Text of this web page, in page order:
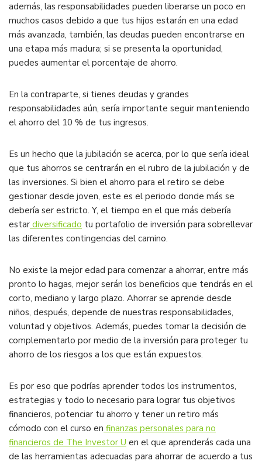
además, las responsabilidades pueden liberarse un poco en
muchos casos debido a que tus hijos estarán en una edad
más avanzada, también, las deudas pueden encontrarse en
una etapa más madura; si se presenta la oportunidad,
puedes aumentar el porcentaje de ahorro.
En la contraparte, si tienes deudas y grandes
responsabilidades aún, sería importante seguir manteniendo
el ahorro del 10 % de tus ingresos.
Es un hecho que la jubilación se acerca, por lo que sería ideal
que tus ahorros se centrarán en el rubro de la jubilación y de
las inversiones. Si bien el ahorro para el retiro se debe
gestionar desde joven, este es el periodo donde más se
debería ser estricto. Y, el tiempo en el que más debería
estar diversificado tu portafolio de inversión para sobrellevar
las diferentes contingencias del camino.
No existe la mejor edad para comenzar a ahorrar, entre más
pronto lo hagas, mejor serán los beneficios que tendrás en el
corto, mediano y largo plazo. Ahorrar se aprende desde
niños, después, depende de nuestras responsabilidades,
voluntad y objetivos. Además, puedes tomar la decisión de
complementarlo por medio de la inversión para proteger tu
ahorro de los riesgos a los que están expuestos.
Es por eso que podrías aprender todos los instrumentos,
estrategias y todo lo necesario para lograr tus objetivos
financieros, potenciar tu ahorro y tener un retiro más
cómodo con el curso en finanzas personales para no
financieros de The Investor U en el que aprenderás cada una
de las herramientas adecuadas para ahorrar de acuerdo a tus